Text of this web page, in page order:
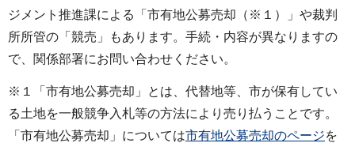
ジメント推進課による「市有地公募売却（※１）」や裁判
所所管の「競売」もあります。手続・内容が異なりますの
で、関係部署にお問い合わせください。
※１「市有地公募売却」とは、代替地等、市が保有してい
る土地を一般競争入札等の方法により売り払うことです。
「市有地公募売却」については市有地公募売却のページを